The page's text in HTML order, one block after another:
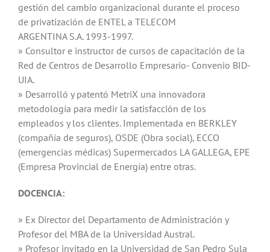
gestión del cambio organizacional durante el proceso
de privatización de ENTEL a TELECOM
ARGENTINA S.A. 1993-1997.
» Consultor e instructor de cursos de capacitación de la
Red de Centros de Desarrollo Empresario- Convenio BID-
UIA.
» Desarrolló y patentó MetriX una innovadora
metodología para medir la satisfacción de los
empleados y los clientes. Implementada en BERKLEY
(compañía de seguros), OSDE (Obra social), ECCO
(emergencias médicas) Supermercados LA GALLEGA, EPE
(Empresa Provincial de Energía) entre otras.
DOCENCIA:
» Ex Director del Departamento de Administración y
Profesor del MBA de la Universidad Austral.
» Profesor invitado en la Universidad de San Pedro Sula